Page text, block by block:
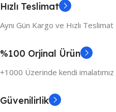
Hızlı Teslimat
Aynı Gün Kargo ve Hızlı
%100 Orjinal Ürün
+1000 Üzerinde kendi
Güvenilirlik